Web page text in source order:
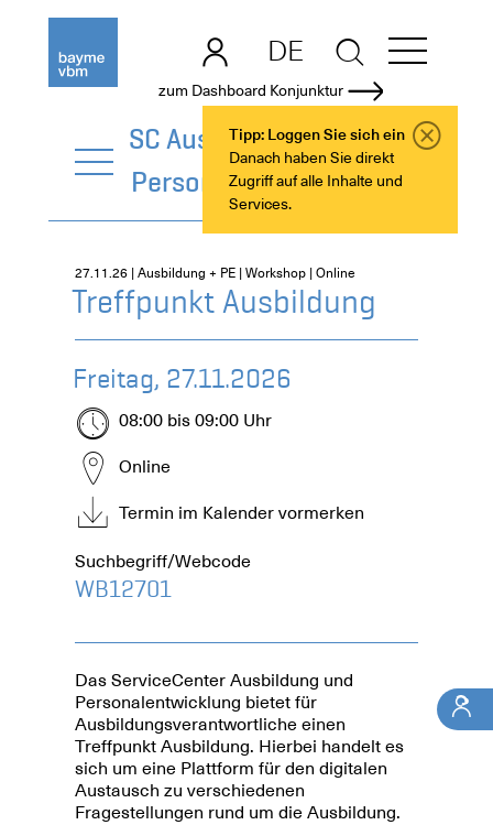
zum Dashboard Konjunktur
Tipp: Loggen Sie sich ein
Danach haben Sie direkt
Zugriff auf alle Inhalte und
Services.
DE
EN
SC Ausbildung +
Personalentwicklung
27.11.26 | Ausbildung + PE | Workshop | Online
Treffpunkt Ausbildung
Freitag, 27.11.2026
08:00 bis 09:00 Uhr
Online
Termin im Kalender vormerken
Suchbegriff/Webcode
WB12701
Das ServiceCenter Ausbildung und
Personalentwicklung bietet für
Ausbildungsverantwortliche einen
Treffpunkt Ausbildung. Hierbei handelt es
sich um eine Plattform für den digitalen
Austausch zu verschiedenen
Fragestellungen rund um die Ausbildung.